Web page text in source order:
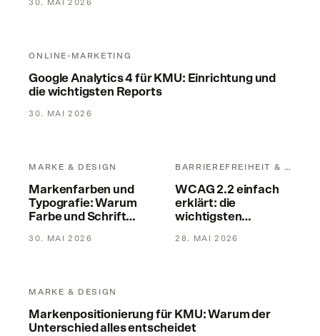
30. MAI 2026
ONLINE-MARKETING
Google Analytics 4 für KMU: Einrichtung und
die wichtigsten Reports
30. MAI 2026
MARKE & DESIGN
Markenfarben und
Typografie: Warum
Farbe und Schrift
Ästhetik
30. MAI 2026
BARRIEREFREIHEIT & RECHT
WCAG 2.2 einfach
erklärt: die
wichtigsten
28. MAI 2026
MARKE & DESIGN
Markenpositionierung für KMU: Warum der
Unterschied alles entscheidet